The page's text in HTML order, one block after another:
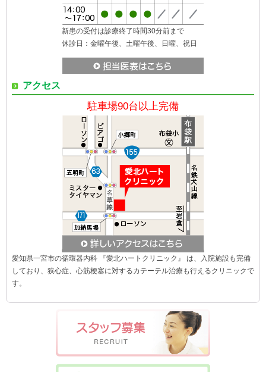
新患の受付は診療終了時間30分前まで
休診日：金曜午後、土曜午後、日曜、祝日
アクセス
駐車場90台以上完備
愛知県一宮市の循環器内科 『愛北ハートクリニック』 は、入院施設も完備
しており、狭心症、心筋梗塞に対するカテーテル治療も行えるクリニックで
す。